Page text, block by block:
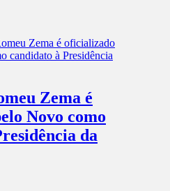
Zema é
Novo como
da